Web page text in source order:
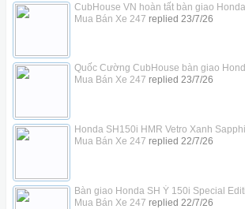
CubHouse VN hoàn tất bàn giao
Mua Bán Xe 247 replied 23/7/26
Quốc Cường CubHouse bàn giao
Mua Bán Xe 247 replied 23/7/26
Honda SH150i HMR Vetro Xanh
Mua Bán Xe 247 replied 22/7/26
Bàn giao Honda SH Ý 150i Special
Mua Bán Xe 247 replied 22/7/26